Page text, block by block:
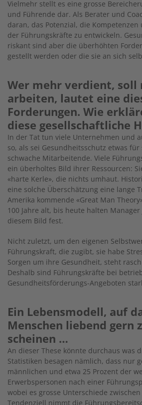
Vielmehr stellt es eine grosse
und Führende dar. Als Berater und
daran, das Potenzial, die
der Führungskräfte zu entwickeln.
riskant sind aber die überhöhten
gestellt werden oder die sie an sich
Wer mehr verdient, soll
arbeiten, lautet eine
Forderungen. Wie
diese gesellschaftliche
In der Tat tun viele Unternehmen und
so, als sei Gesundheitsschutz etwas
schwache Mitarbeitende. Viele
ein überholtes Bild ihrer Ressourcen:
«harte Kerle», die nichts umhaut.
eine solche Überschätzung eine lange
Amerika kommende «Great Man
100 Jahre alt, bis heute halten
diesem Bild fest.
Nicht zuletzt, um den eigenen
Führungskraft, die zugibt, sie habe
Sorgen um ihre Gesundheit, steht
Deshalb sind Führungskräfte bei
Gesundheitsförderungs-Angeboten
Ein Lebensmodell, auf
Menschen liebend gern
scheinen …
An dieser These könnte durchaus was
Statistiken besagen nämlich, dass nur
männlichen und etwa 25 Prozent der
Erwerbspersonen nach einer
wobei es grosse Unterschiede
Tendenziell nimmt die